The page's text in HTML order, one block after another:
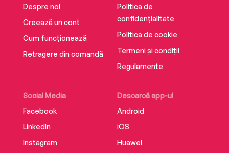
Despre noi
Creează un cont
Cum funcționează
Retragere din comandă
Social Media
Facebook
LinkedIn
Instagram
Descarcă app-ul
Android
iOS
Huawei
Politica de
confidențialitate
Politica de cookie
Termeni și condiții
Regulamente